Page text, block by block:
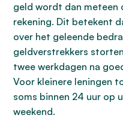
geld wordt dan meteen
rekening. Dit betekent
over het geleende
geldverstrekkers
twee werkdagen na
Voor kleinere leningen
soms binnen 24 uur op
weekend.